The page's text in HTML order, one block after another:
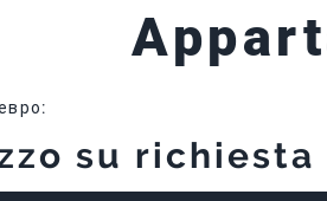
:
su richiesta